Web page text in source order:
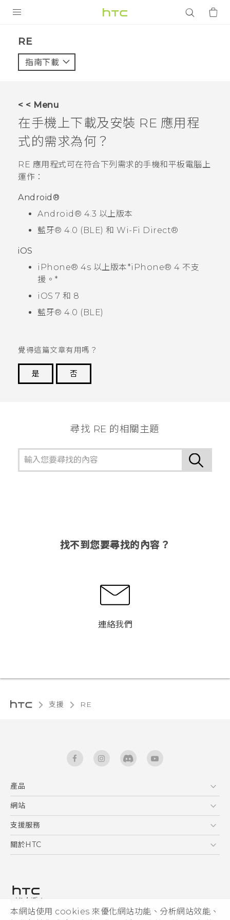
本網站使用 cookies 來優化網站功能、分析網站效能、
VIVE
VIVERSE
應用程式
支援服務
RE‎
指南下載
< < Menu
在手機上下載及安裝 RE 應用程
式的需求為何？
RE 應用程式可在符合下列需求的手機和平板電腦上
運作：
Android®
Android® 4.3 以上版本
藍牙® 4.0 (BLE) 和 Wi-Fi Direct®
iOS
iPhone® 4s 以上版本*iPhone® 4 不支
援。*
iOS 7 和 8
藍牙® 4.0 (BLE)
覺得這篇文章有用嗎？
是
否
尋找 RE 的相關主題
找不到您要尋找的內容？
連絡我們
支援 RE‎
產品
5G
智能手機
區塊鍊手機
網站
HTC Dev
HTC Research
支援服務
服務中心
關於HTC
私隱政策
產品安全